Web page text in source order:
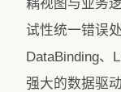
耦视图与业务
试性统一错误
DataBinding、
强大的数据驱